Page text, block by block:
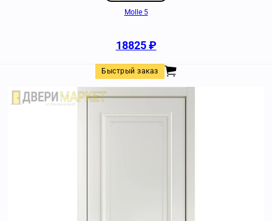
Molle 5
18825₽
Быстрый заказ